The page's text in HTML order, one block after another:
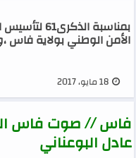
بمناسبة
الأمن الوطني بولاية فاس
18 مايو، 2017
فاس // صوت فاس
عادل البوعناني